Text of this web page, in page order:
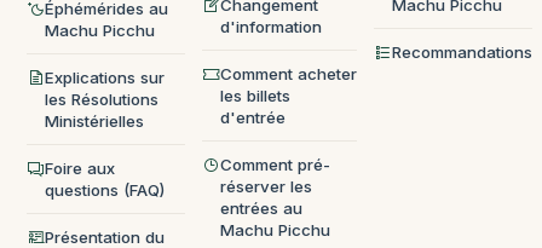
Éphémérides au
Machu Picchu
Explications sur
les Résolutions
Ministérielles
Foire aux
questions (FAQ)
Présentation du
Changement
d'information
Comment acheter
les billets
d'entrée
Comment pré-
réserver les
entrées au
Machu Picchu
Machu Picchu
Recommandations